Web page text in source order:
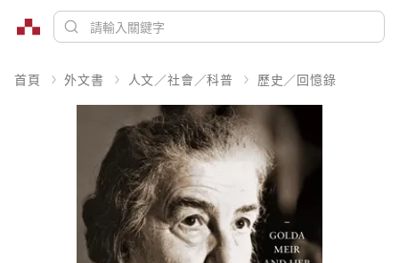
首頁 外文書 人文／社會／科普 歷史／回憶錄